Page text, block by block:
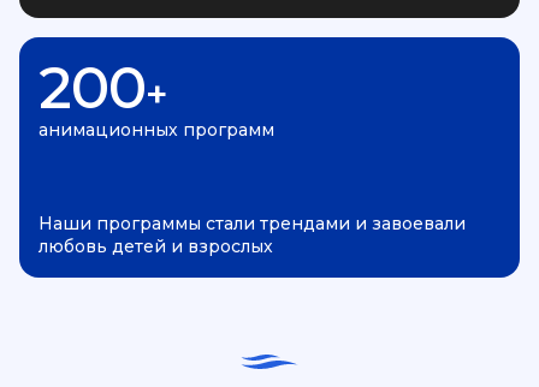
200+
анимационных программ
Наши программы стали трендами и завоевали
любовь детей и взрослых